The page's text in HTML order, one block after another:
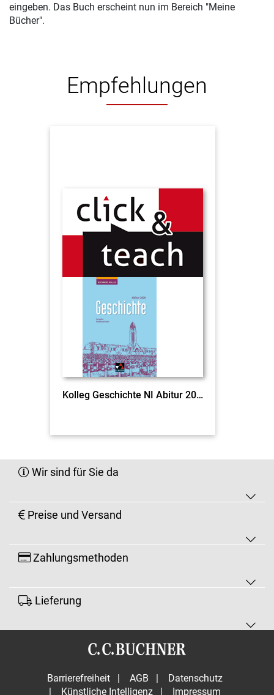
eingeben. Das Buch erscheint nun im Bereich "Meine
Bücher".
Empfehlungen
Kolleg Geschichte NI Abitur 2026 click & teach EL
Wir sind für Sie da
Preise und Versand
Zahlungsmethoden
Lieferung
Barrierefreiheit | AGB |
Datenschutz
|
Künstliche Intelligenz | Impressum